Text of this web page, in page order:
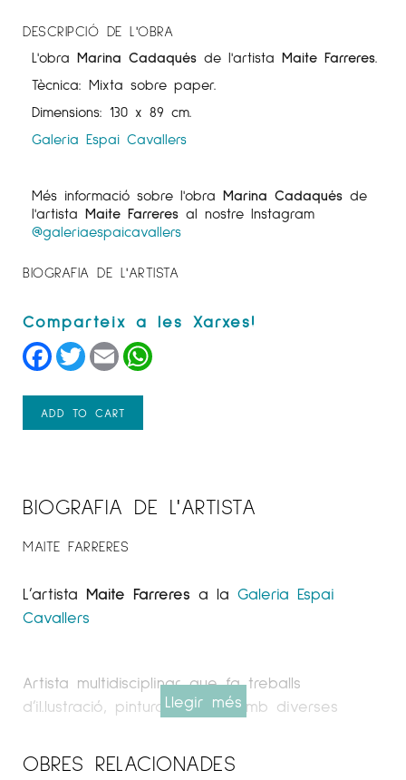
DESCRIPCIÓ DE L'OBRA
L'obra Marina Cadaqués de l'artista Maite Farreres.
Tècnica: Mixta sobre paper.
Dimensions: 130 x 89 cm.
Galeria Espai Cavallers
Més informació sobre l'obra Marina Cadaqués de
l'artista Maite Farreres al nostre Instagram
@galeriaespaicavallers
BIOGRAFIA DE L'ARTISTA
Facebook
TwitterEmail
ADD TO CART
BIOGRAFIA DE L'ARTISTA
MAITE FARRERES
L’artista Maite Farreres a la Galeria Espai
Cavallers
Artista multidisciplinar que fa treballs
d’il.lustració, pintura i dibuix amb diverses
l’acrílic i l’oli sobre tela o paper.
Llegir més
OBRES RELACIONADES